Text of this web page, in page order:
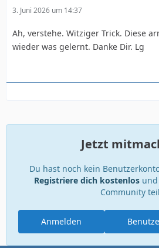
3. Juni 2026 um 14:37
Ah, verstehe. Witziger Trick. Diese
wieder was gelernt. Danke Dir. Lg
Jetzt
Du hast noch kein
Registriere dich kostenlos
Community
Anmelden